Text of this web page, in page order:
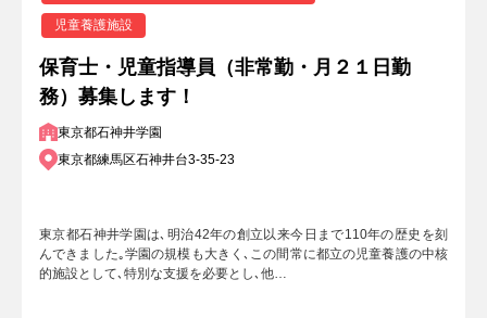
児童養護施設
保育士・児童指導員（非常勤・月２１日勤
務）募集します！
東京都石神井学園
東京都練馬区石神井台3-35-23
東京都石神井学園は､明治42年の創立以来今日まで110年の歴史を刻
んできました｡学園の規模も大きく､この間常に都立の児童養護の中核
的施設として､特別な支援を必要とし､他…